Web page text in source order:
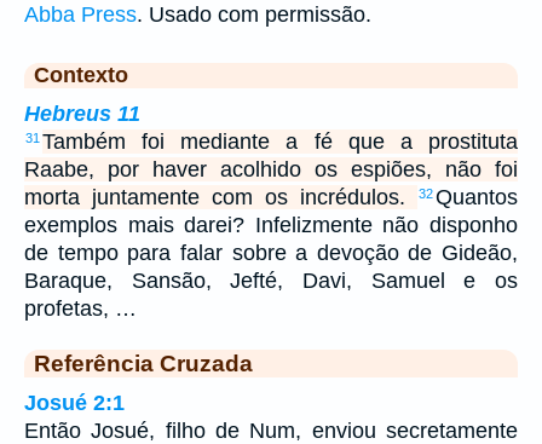
Abba Press. Usado com permissão.
Contexto
Hebreus 11
31 Também foi mediante a fé que a prostituta
Raabe, por haver acolhido os espiões, não foi
morta juntamente com os incrédulos.
32Quantos
exemplos mais darei? Infelizmente não disponho
de tempo para falar sobre a devoção de Gideão,
Baraque, Sansão, Jefté, Davi, Samuel e os
profetas, …
Referência Cruzada
Josué 2:1
Então Josué, filho de Num, enviou secretamente